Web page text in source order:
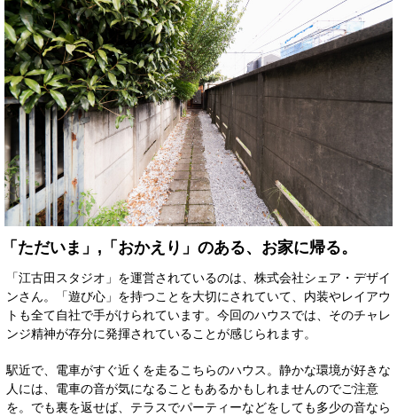
「ただいま」,「おかえり」のある、お家に帰る。
「江古田スタジオ」を運営されているのは、株式会社シェア・デザイ
ンさん。「遊び心」を持つことを大切にされていて、内装やレイアウ
トも全て自社で手がけられています。今回のハウスでは、そのチャレ
ンジ精神が存分に発揮されていることが感じられます。
駅近で、電車がすぐ近くを走るこちらのハウス。静かな環境が好きな
人には、電車の音が気になることもあるかもしれませんのでご注意
を。でも裏を返せば、テラスでパーティーなどをしても多少の音なら